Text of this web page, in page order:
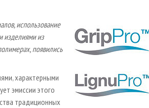
использование
изделиями из
появились
характерными
эмиссии этого
традиционных